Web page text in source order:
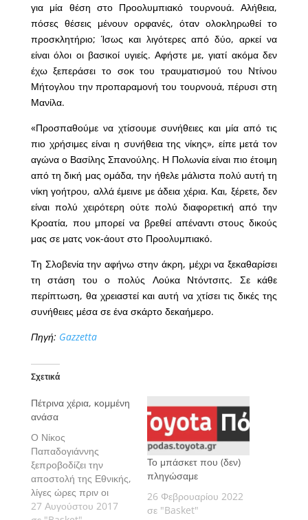
για μία θέση στο Προολυμπιακό τουρνουά. Αλήθεια,
πόσες θέσεις μένουν ορφανές, όταν ολοκληρωθεί το
προσκλητήριο; Ίσως και λιγότερες από δύο, αρκεί να
είναι όλοι οι βασικοί υγιείς. Αφήστε με, γιατί ακόμα δεν
έχω ξεπεράσει το σοκ του τραυματισμού του Ντίνου
Μήτογλου την προπαραμονή του τουρνουά, πέρυσι στη
Μανίλα.
«Προσπαθούμε να χτίσουμε συνήθειες και μία από τις
πιο χρήσιμες είναι η συνήθεια της νίκης», είπε μετά τον
αγώνα ο Βασίλης Σπανούλης. Η Πολωνία είναι πιο έτοιμη
από τη δική μας ομάδα, την ήθελε μάλιστα πολύ αυτή τη
νίκη γοήτρου, αλλά έμεινε με άδεια χέρια. Και, ξέρετε, δεν
είναι πολύ χειρότερη ούτε πολύ διαφορετική από την
Κροατία, που μπορεί να βρεθεί απέναντι στους δικούς
μας σε ματς νοκ-άουτ στο Προολυμπιακό.
Τη Σλοβενία την αφήνω στην άκρη, μέχρι να ξεκαθαρίσει
τη στάση του ο πολύς Λούκα Ντόντσιτς. Σε κάθε
περίπτωση, θα χρειαστεί και αυτή να χτίσει τις δικές της
συνήθειες μέσα σε ένα σκάρτο δεκαήμερο.
Πηγή: Gazzetta
Σχετικά
Πέτρινα χέρια, κομμένη
ανάσα
Ο Νίκος
Παπαδογιάννης
ξεπροβοδίζει την
αποστολή της Εθνικής,
λίγες ώρες πριν οι
διεθνείς επιβιβαστούν
27 Αυγούστου 2017
Το μπάσκετ που (δεν)
πληγώσαμε
26 Φεβρουαρίου 2022
σε "Basket"